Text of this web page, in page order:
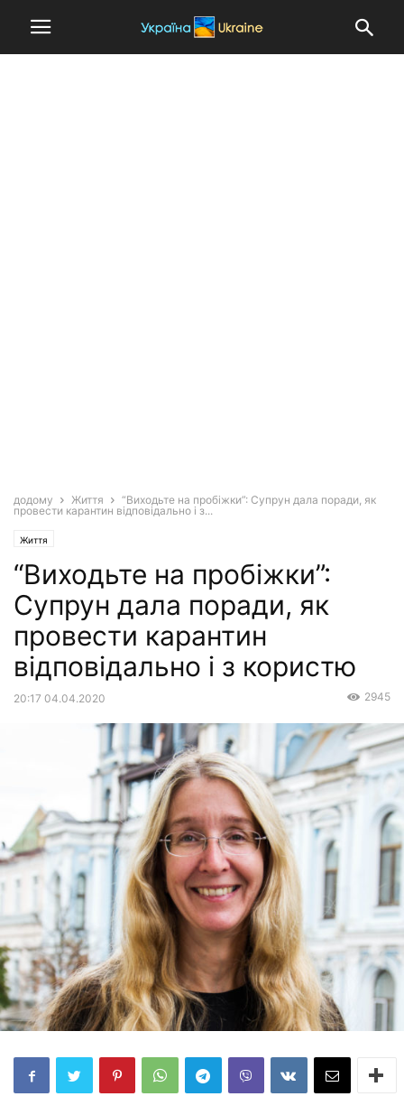
додому Життя
“Виходьте на пробіжки”: Супрун дала поради, як
провести карантин відповідально і з...
Життя
“Виходьте на пробіжки”:
Супрун дала поради, як
провести карантин
відповідально і з користю
20:17 04.04.2020 2945